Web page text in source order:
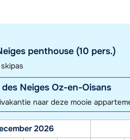
penthouse (10 pers.)
Neiges Oz-en-Oisans
naar deze mooie
2026